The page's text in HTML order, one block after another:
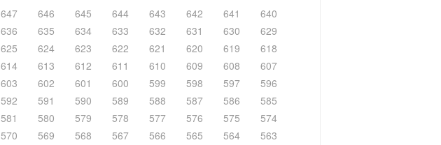
647 646 645 644 643 642 641
640
636 635 634 633 632 631 630
629
625 624 623 622 621 620 619
618
614 613 612 611 610 609 608
607
603 602 601 600 599 598 597
596
592 591 590 589 588 587 586
585
581 580 579 578 577 576 575
574
570 569 568 567 566 565 564
563